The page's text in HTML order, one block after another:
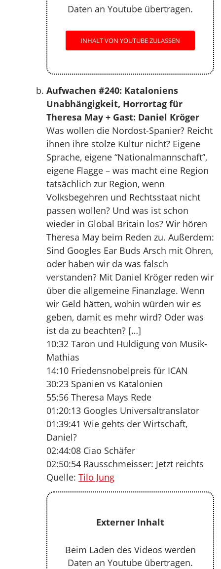
Daten an Youtube übertragen.
INHALT VON YOUTUBE ZULASSEN
Aufwachen #240: Kataloniens
Unabhängigkeit, Horrortag für
Theresa May + Gast: Daniel Kröger
Was wollen die Nordost-Spanier? Reicht
ihnen ihre stolze Kultur nicht? Eigene
Sprache, eigene “Nationalmannschaft”,
eigene Flagge – was macht eine Region
tatsächlich zur Region, wenn
Volksbegehren und Rechtsstaat nicht
passen wollen? Und was ist schon
wieder in Global Britain los? Wir hören
Theresa May beim Reden zu. Außerdem:
Sind Googles Ear Buds Arsch mit Ohren,
oder haben wir da was falsch
verstanden? Mit Daniel Kröger reden wir
über die allgemeine Finanzlage. Wenn
wir Geld hätten, wohin würden wir es
geben, damit es mehr wird? Oder was
ist da zu beachten? […]
10:32 Taron und Huldigung von Musik-
Mathias
14:10 Friedensnobelpreis für ICAN
30:23 Spanien vs Katalonien
55:56 Theresa Mays Rede
01:20:13 Googles Universaltranslator
01:39:41 Wie gehts der Wirtschaft,
Daniel?
02:44:08 Ciao Schäfer
02:50:54 Rausschmeisser: Jetzt reichts
Quelle: Tilo Jung
Externer Inhalt
Beim Laden des Videos werden
Daten an Youtube übertragen.